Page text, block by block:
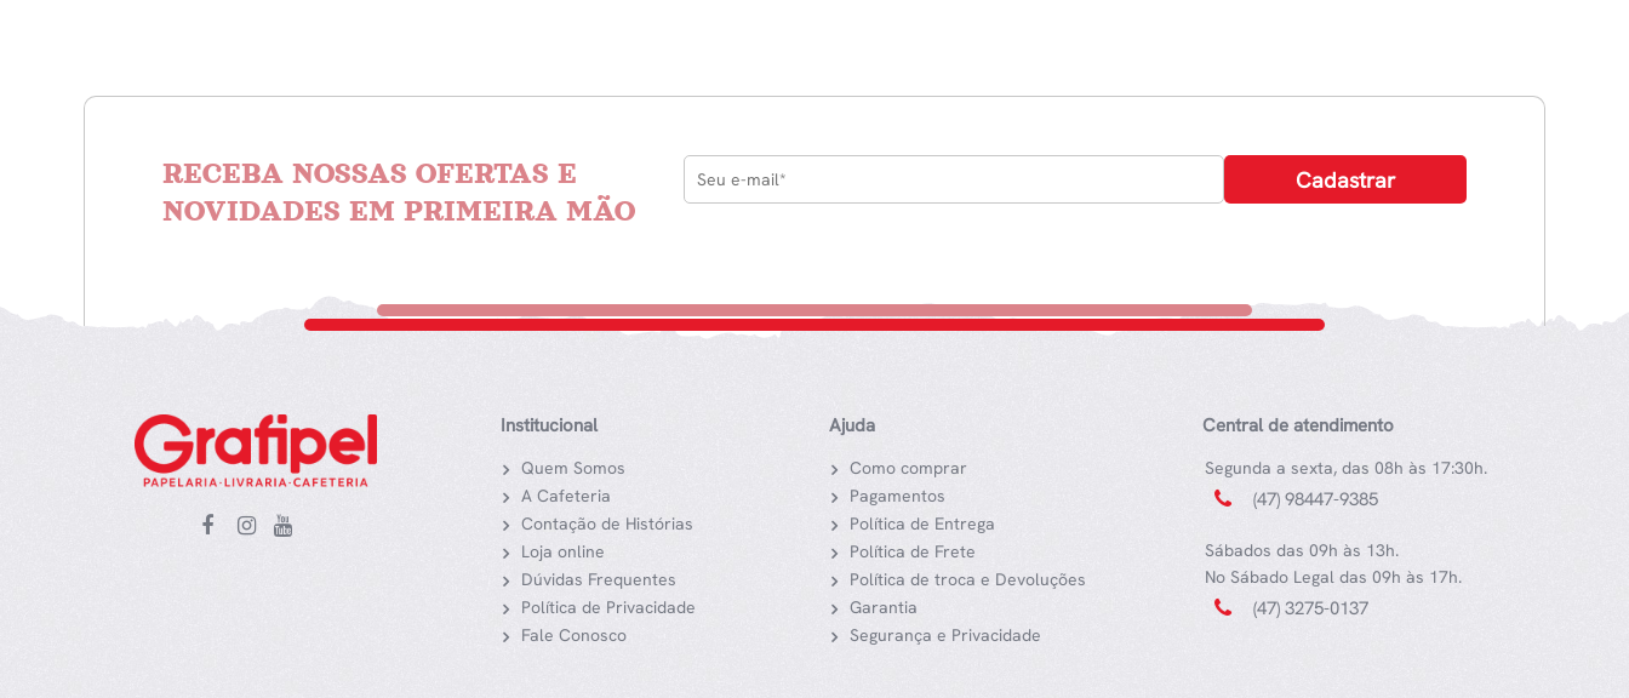
RECEBA NOSSAS OFERTAS E
NOVIDADES EM PRIMEIRA MÃO
Institucional
Quem Somos
A Cafeteria
Contação de Histórias
Loja online
Dúvidas Frequentes
Política de Privacidade
Fale Conosco
Ajuda
Como comprar
Pagamentos
Política de Entrega
Política de Frete
Política de troca e Devoluções
Garantia
Segurança e Privacidade
Central de atendimento
Segunda a sexta, das 08h às 17:30h.
(47) 98447-9385
Sábados das 09h às 13h.
No Sábado Legal das 09h às 17h.
(47) 3275-0137